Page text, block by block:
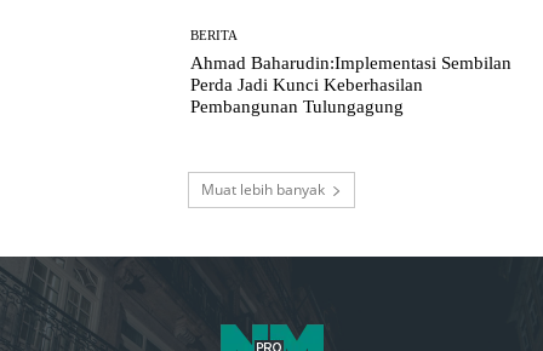
BERITA
Ahmad Baharudin:Implementasi Sembilan
Perda Jadi Kunci Keberhasilan
Pembangunan Tulungagung
Muat lebih banyak